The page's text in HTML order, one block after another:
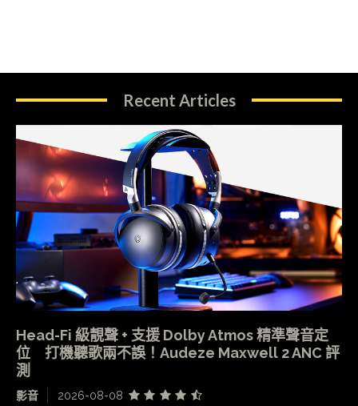
Recent Articles
Head-Fi 級靚聲 + 支援 Dolby Atmos 精準聲音定
位 打機聽歌兩不誤！Audeze Maxwell 2 ANC 評
測
影音 2026-08-08